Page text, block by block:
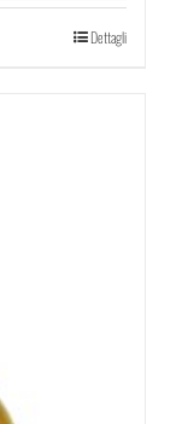
Dettagli